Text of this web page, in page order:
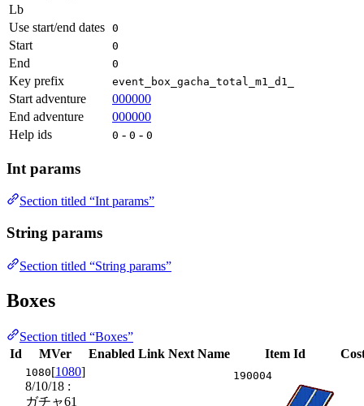
Lb
Use start/end dates 0
Start 0
End 0
Key prefix event_box_gacha_total_m1_d1_
Start adventure
000000
End adventure
000000
Help ids
0 - 0 - 0
Int params
Section titled “Int params”
String params
Section titled “String params”
Boxes
Section titled “Boxes”
Id
MVer Enabled Link Next Name Item Id
1080[1080]
8/10/18 :
ガチャ61
190004